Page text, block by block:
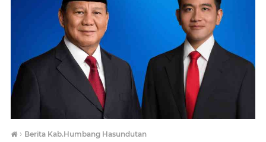
› Berita Kab.Humbang Hasundutan